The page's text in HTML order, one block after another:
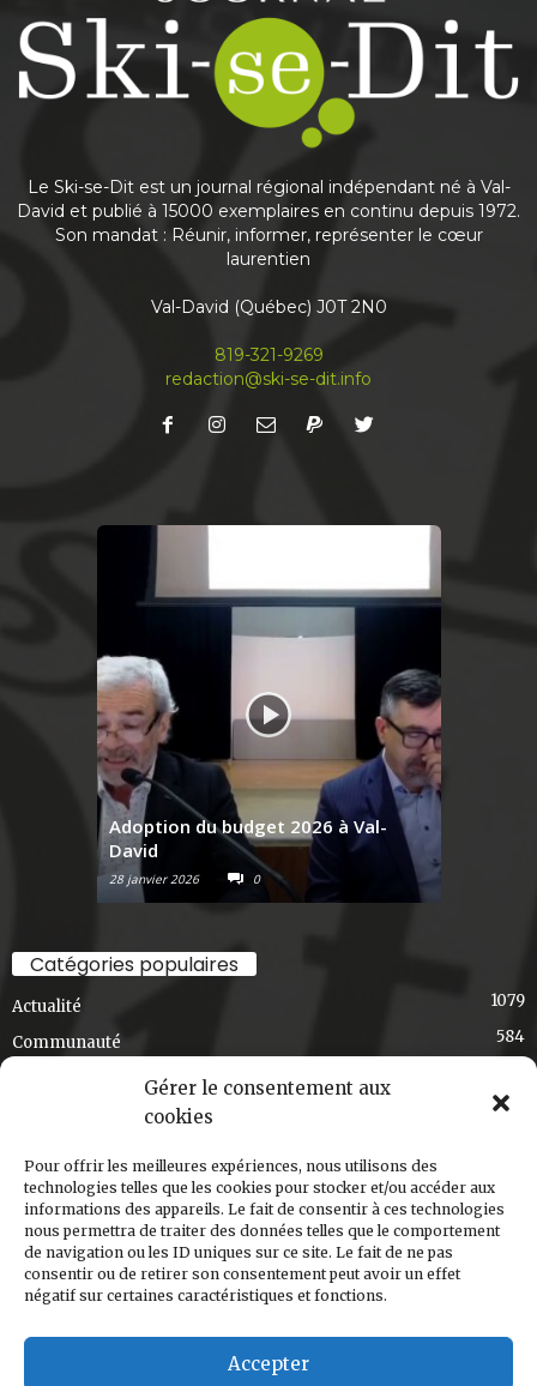
Gérer le consentement aux
cookies
Pour offrir les meilleures expériences, nous utilisons des
technologies telles que les cookies pour stocker et/ou accéder aux
informations des appareils. Le fait de consentir à ces technologies
nous permettra de traiter des données telles que le comportement
de navigation ou les ID uniques sur ce site. Le fait de ne pas
consentir ou de retirer son consentement peut avoir un effet
négatif sur certaines caractéristiques et fonctions.
Accepter
Journal Ski-se-Dit
May 25
This content isn't available right now
Journal Ski-se-Dit
Nouvelle édition du journal
infolettre mensuelle pour recevoir votre Ski-se-
Dit avant même qu’il sorte de l’imprimerie
April 13
Le journal du mois est fin prêt. Bonne lecture
#valdavid#communautaire
#région#independent
Share
Journal Ski-se-Dit
La soirée Poutine & solidarité au café bistro
mouton noir a été un franc succès et un pur
délice!
poutine, merci à DJ Henriké pour la...
2
Share
March 5
Le Ski-se-Dit de mars est arrivé!
Le Ski-se-Dit est un journal régional indépendant né à Val-
David et publié à 15000 exemplaires en continu depuis 1972.
Son mandat : Réunir, informer, représenter le cœur
laurentien
Val-David (Québec) J0T 2N0
819-321-9269
redaction@ski-se-dit.info
Adoption du budget 2026 à Val-
David
28 janvier 2026 0
Catégories populaires
Actualité 1079
Communauté 584
Choix de la rédaction 348
T'en souviens-tu, Val-David?
168
Ski-s'cuisine
Nouvelle édition